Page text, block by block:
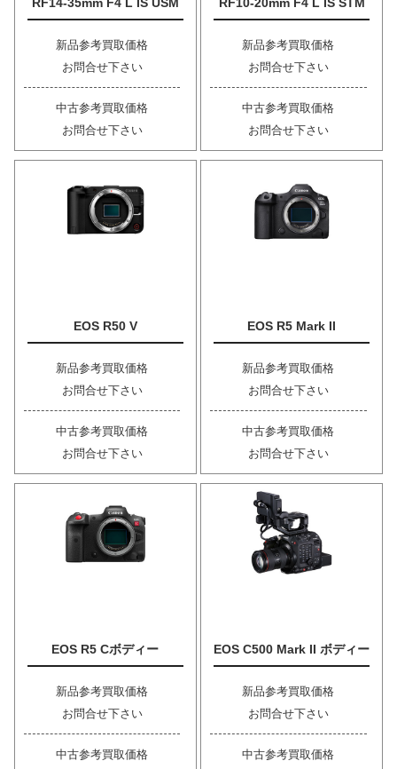
RF14-35mm F4 L IS USM
新品参考買取価格
お問合せ下さい
中古参考買取価格
お問合せ下さい
RF10-20mm F4 L IS STM
新品参考買取価格
お問合せ下さい
中古参考買取価格
お問合せ下さい
EOS R50 V
新品参考買取価格
お問合せ下さい
中古参考買取価格
お問合せ下さい
EOS R5 Mark II
新品参考買取価格
お問合せ下さい
中古参考買取価格
お問合せ下さい
EOS R5 Cボディー
新品参考買取価格
お問合せ下さい
中古参考買取価格
EOS C500 Mark II ボディー
新品参考買取価格
お問合せ下さい
中古参考買取価格